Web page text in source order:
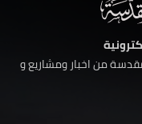
من اخبار ومشاريع و